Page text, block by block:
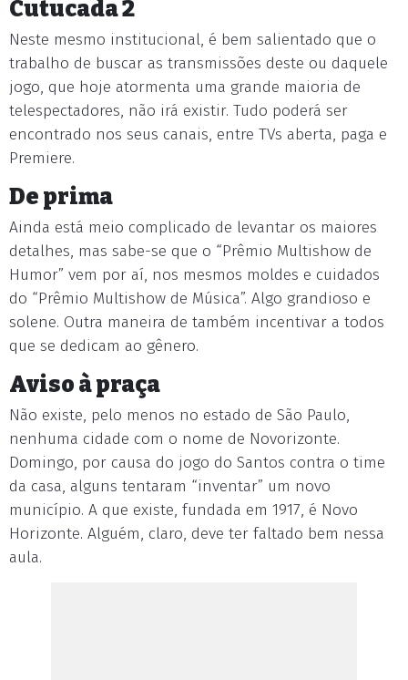
Cutucada 2
Neste mesmo institucional, é bem salientado que o
trabalho de buscar as transmissões deste ou daquele
jogo, que hoje atormenta uma grande maioria de
telespectadores, não irá existir. Tudo poderá ser
encontrado nos seus canais, entre TVs aberta, paga e
Premiere.
De prima
Ainda está meio complicado de levantar os maiores
detalhes, mas sabe-se que o “Prêmio Multishow de
Humor” vem por aí, nos mesmos moldes e cuidados
do “Prêmio Multishow de Música”. Algo grandioso e
solene. Outra maneira de também incentivar a todos
que se dedicam ao gênero.
Aviso à praça
Não existe, pelo menos no estado de São Paulo,
nenhuma cidade com o nome de Novorizonte.
Domingo, por causa do jogo do Santos contra o time
da casa, alguns tentaram “inventar” um novo
município. A que existe, fundada em 1917, é Novo
Horizonte. Alguém, claro, deve ter faltado bem nessa
aula.